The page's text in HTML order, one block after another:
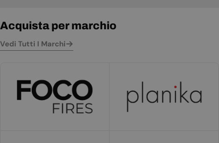
Acquista per marchio
Vedi Tutti I Marchi